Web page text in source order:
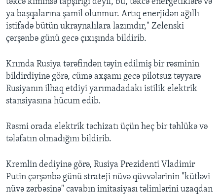
təkcə kiminsə tapşırığı deyil, bu, təkcə energetiklərə və
ya başqalarına şamil olunmur. Artıq enerjidən ağıllı
istifadə bütün ukraynalılara lazımdır," Zelenski
çərşənbə günü gecə çıxışında bildirib.
Krımda Rusiya tərəfindən təyin edilmiş bir rəsminin
bildirdiyinə görə, cümə axşamı gecə pilotsuz təyyarə
Rusiyanın ilhaq etdiyi yarımadadakı istilik elektrik
stansiyasına hücum edib.
Rəsmi orada elektrik təchizatı üçün heç bir təhlükə və
tələfatın olmadığını bildirib.
Kremlin dediyinə görə, Rusiya Prezidenti Vladimir
Putin çərşənbə günü strateji nüvə qüvvələrinin "kütləvi
nüvə zərbəsinə" cavabın imitasiyası təlimlərini uzaqdan